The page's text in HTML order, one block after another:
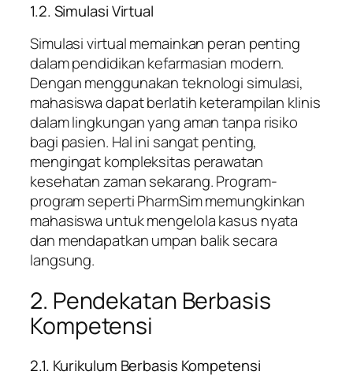
1.2. Simulasi Virtual
Simulasi virtual memainkan peran penting
dalam pendidikan kefarmasian modern.
Dengan menggunakan teknologi simulasi,
mahasiswa dapat berlatih keterampilan klinis
dalam lingkungan yang aman tanpa risiko
bagi pasien. Hal ini sangat penting,
mengingat kompleksitas perawatan
kesehatan zaman sekarang. Program-
program seperti PharmSim memungkinkan
mahasiswa untuk mengelola kasus nyata
dan mendapatkan umpan balik secara
langsung.
2. Pendekatan Berbasis
Kompetensi
2.1. Kurikulum Berbasis Kompetensi